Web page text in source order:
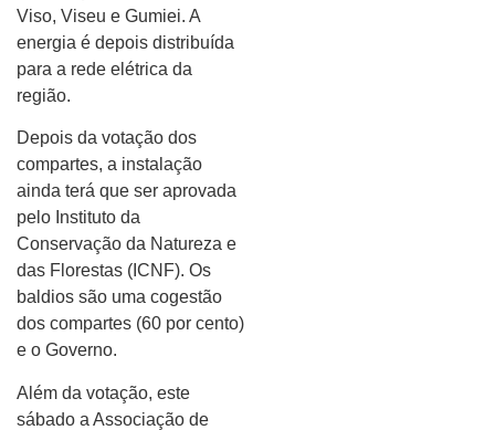
Viso, Viseu e Gumiei. A
energia é depois distribuída
para a rede elétrica da
região.
Depois da votação dos
compartes, a instalação
ainda terá que ser aprovada
pelo Instituto da
Conservação da Natureza e
das Florestas (ICNF). Os
baldios são uma cogestão
dos compartes (60 por cento)
e o Governo.
Além da votação, este
sábado a Associação de